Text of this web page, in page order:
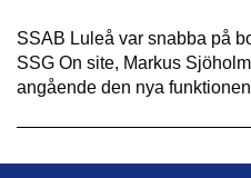
SSAB Luleå var snabba på
SSG On site, Markus
angående den nya